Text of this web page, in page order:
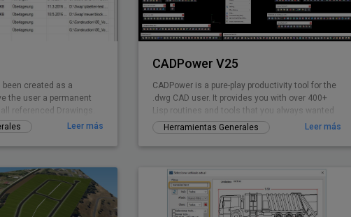
created as a
the user a permanent
referenced Drawings.
Leer más
CADPower V25
CADPower is a pure-play productivity tool for the
.dwg CAD user. It provides you with over 400+
Lisp routines and tools that you always wanted
but found missin
Herramientas Generales Leer más